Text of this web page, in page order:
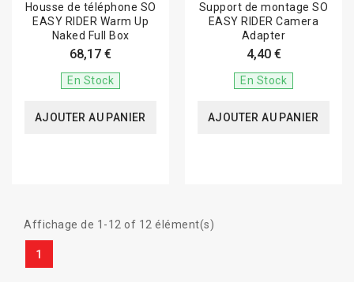
Housse de téléphone SO
EASY RIDER Warm Up
Naked Full Box
68,17 €
En Stock
AJOUTER AU PANIER
Support de montage SO
EASY RIDER Camera
Adapter
4,40 €
En Stock
AJOUTER AU PANIER
Affichage de 1-12 of 12 élément(s)
1